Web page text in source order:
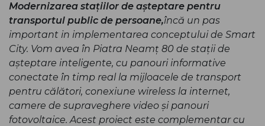
Modernizarea stațiilor de așteptare pentru
transportul public de persoane,încă un pas
important in implementarea conceptului de Smart
City. Vom avea în Piatra Neamț 80 de stații de
așteptare inteligente, cu panouri informative
conectate în timp real la mijloacele de transport
pentru călători, conexiune wireless la internet,
camere de supraveghere video și panouri
fotovoltaice. Acest proiect este complementar cu